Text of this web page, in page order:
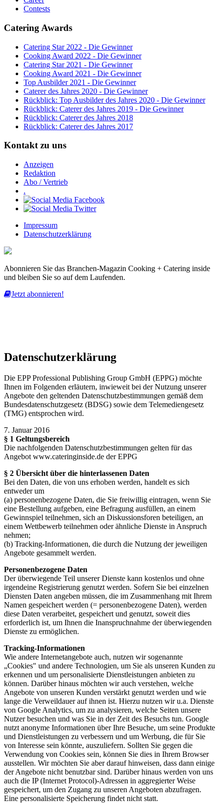
Contests
Catering Awards
Catering Star 2022 - Die Gewinner
Cooking Award 2022 - Die Gewinner
Catering Star 2021 - Die Gewinner
Cooking Award 2021 - Die Gewinner
Top Ausbilder 2021 - Die Gewinner
Caterer des Jahres 2020 - Die Gewinner
Rückblick: Top Ausbilder des Jahres 2020 - Die Gewinner
Rückblick: Caterer des Jahres 2019 - Die Gewinner
Rückblick: Caterer des Jahres 2018
Rückblick: Caterer des Jahres 2017
Kontakt zu uns
Anzeigen
Redaktion
Abo / Vertrieb
.
Impressum
Datenschutzerklärung
Abonnieren Sie das Branchen-Magazin Cooking + Catering inside
und bleiben Sie so auf dem Laufenden.
Jetzt abonnieren!
Datenschutzerklärung
Die EPP Professional Publishing Group GmbH (EPPG) möchte
Ihnen im Folgenden erläutern, inwieweit bei der Nutzung unserer
Angebote den geltenden Datenschutzbestimmungen gemäß dem
Bundesdatenschutzgesetz (BDSG) sowie dem Telemediengesetz
(TMG) entsprochen wird.
7. Januar 2016
§ 1 Geltungsbereich
Die nachfolgenden Datenschutzbestimmungen gelten für das
Angebot www.cateringinside.de der EPPG
§ 2 Übersicht über die hinterlassenen Daten
Bei den Daten, die von uns erhoben werden, handelt es sich
entweder um
(a) personenbezogene Daten, die Sie freiwillig eintragen, wenn Sie
eine Bestellung aufgeben, eine Befragung ausfüllen, an einem
Gewinnspiel teilnehmen, sich an Diskussionsforen beteiligen, an
einem Wettbewerb teilnehmen oder ähnliche Dienste in Anspruch
nehmen;
(b) Tracking-Informationen, die durch die Nutzung der jeweiligen
Angebote gesammelt werden.
Personenbezogene Daten
Der überwiegende Teil unserer Dienste kann kostenlos und ohne
irgendeine Registrierung genutzt werden. Sofern Sie bei einzelnen
Diensten Daten angeben müssen, die im Zusammenhang mit Ihrem
Namen gespeichert werden (= personenbezogene Daten), werden
diese Daten verarbeitet, gespeichert und genutzt, soweit dies
erforderlich ist, um Ihnen die Inanspruchnahme der überwiegenden
Dienste zu ermöglichen.
Tracking-Informationen
Wie andere Internetangebote auch, nutzen wir sogenannte
„Cookies" und andere Technologien, um Sie als unseren Kunden zu
erkennen und um personalisierte Dienstleistungen anbieten zu
können. Darüber hinaus möchten wir auch verstehen, welche
Angebote von unseren Kunden verstärkt genutzt werden und wie
lange die Verweildauer auf ihnen ist. Hierzu nutzen wir u.a. Dienste
von Google Analytics, um zu analysieren, welche Seiten unsere
Nutzer besuchen und was Sie in der Zeit des Besuchs tun. Google
nutzt anonyme Informationen über Ihre Besuche, um seine Produkte
und Dienstleistungen zu verbessern und um Werbung, die für Sie
von Interesse sein könnte, auszuliefern. Sollten Sie gegen die
Verwendung von Cookies sein, können Sie dies in Ihrem Browser
ausstellen. Wir möchten Sie aber darauf hinweisen, dass dann einige
der Angebote nicht benutzbar sind. Darüber hinaus werden von uns
auch die IP (Internet Protocol)-Adressen in aggregierter Weise
gespeichert, um den Zugang zu unseren Angeboten abzufragen.
Eine personalisierte Speicherung findet nicht statt.